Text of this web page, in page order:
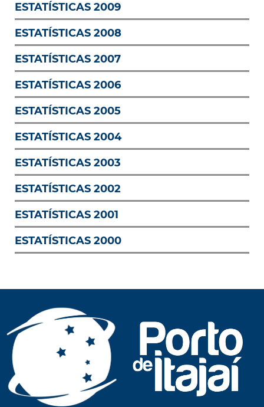
ESTATÍSTICAS 2009
ESTATÍSTICAS 2008
ESTATÍSTICAS 2007
ESTATÍSTICAS 2006
ESTATÍSTICAS 2005
ESTATÍSTICAS 2004
ESTATÍSTICAS 2003
ESTATÍSTICAS 2002
ESTATÍSTICAS 2001
ESTATÍSTICAS 2000